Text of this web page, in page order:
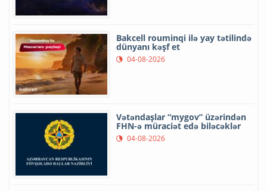
Bakcell rouminqi ilə yay tətilində
dünyanı kəşf et
04-08-2026
Vətəndaşlar “mygov” üzərindən
FHN-ə müraciət edə biləcəklər
04-08-2026